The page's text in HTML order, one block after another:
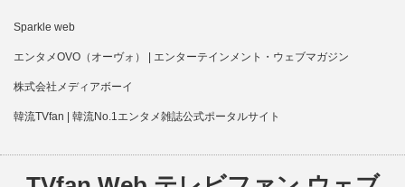
Sparkle web
エンタメOVO（オーヴォ） | エンターテインメント・ウェブマガジン
株式会社メディアボーイ
韓流TVfan | 韓流No.1エンタメ雑誌公式ポータルサイト